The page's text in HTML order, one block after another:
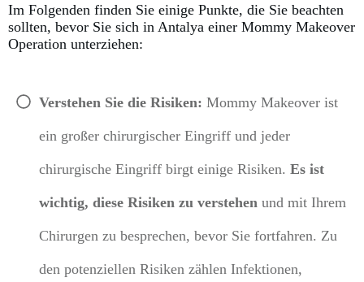
Im Folgenden finden Sie einige Punkte, die Sie beachten
sollten, bevor Sie sich in Antalya einer Mommy Makeover
Operation unterziehen:
Verstehen Sie die Risiken: Mommy Makeover ist
ein großer chirurgischer Eingriff und jeder
chirurgische Eingriff birgt einige Risiken. Es ist
wichtig, diese Risiken zu verstehen und mit Ihrem
Chirurgen zu besprechen, bevor Sie fortfahren. Zu
den potenziellen Risiken zählen Infektionen,